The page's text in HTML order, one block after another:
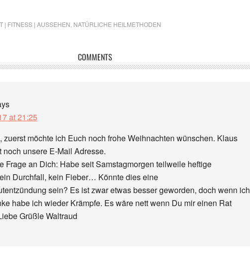
| FITNESS | AUSSEHEN NATÜRLICHE HEILMETHODEN
COMMENTS
at 21:25
zuerst möchte ich Euch noch frohe Weihnachten wünschen. Klaus
noch unsere E-Mail Adresse.
Frage an Dich: Habe seit Samstagmorgen teilweile heftige
Durchfall, kein Fieber… Könnte dies eine
sein? Es ist zwar etwas besser geworden, doch wenn ich
habe ich wieder Krämpfe. Es wäre nett wenn Du mir einen Rat
Grüßle Waltraud